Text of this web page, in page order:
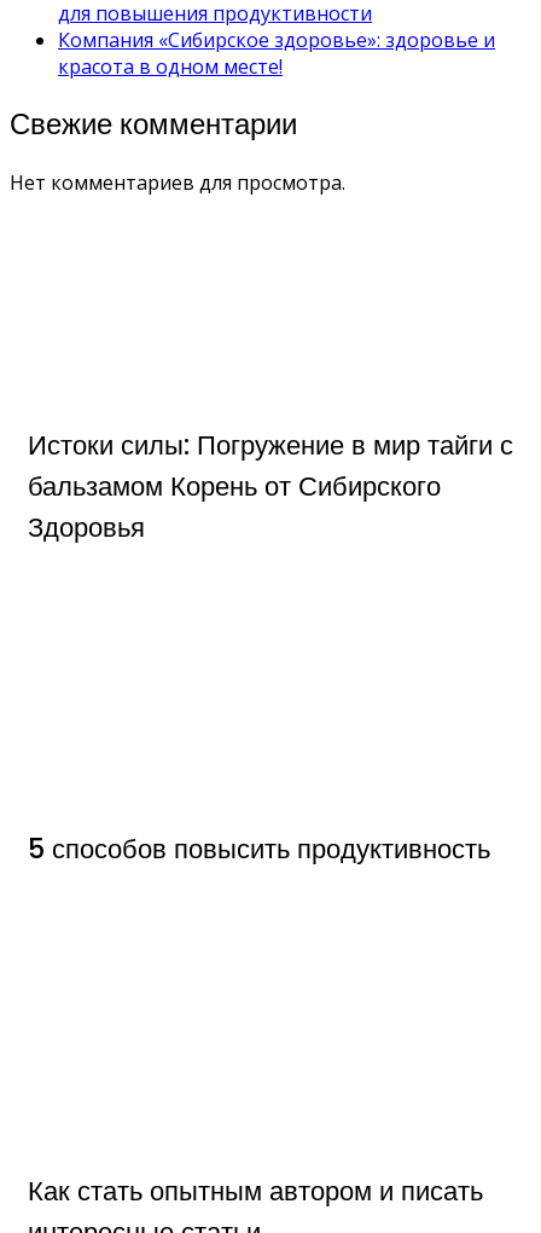
для повышения продуктивности
Компания «Сибирское здоровье»: здоровье и
красота в одном месте!
Свежие комментарии
Нет комментариев для просмотра.
Истоки силы: Погружение в мир тайги с
бальзамом Корень от Сибирского
Здоровья
5 способов повысить продуктивность
Как стать опытным автором и писать